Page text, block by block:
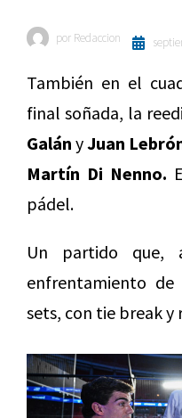
por Redaccion
También en el
final soñada, la
Galán yJuan
Martín Di Nenno.
pádel.
Un partido
enfrentamiento
sets, con tie break